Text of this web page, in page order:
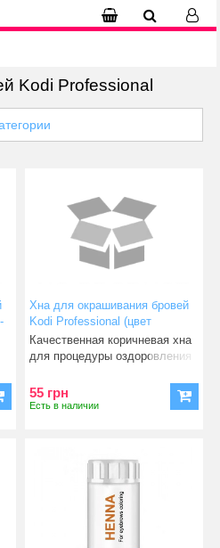
Kodi Professional
Хна для окрашивания бровей
Kodi Professional (цвет
коричневый) 5 г
Качественная коричневая хна
для процедуры оздоровления
55 грн
Есть в наличии